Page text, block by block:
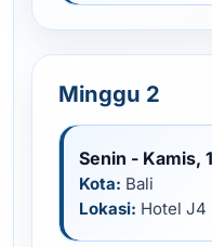
Minggu 2
Senin - Kamis,
Kota: Bali
Lokasi: Hotel J4